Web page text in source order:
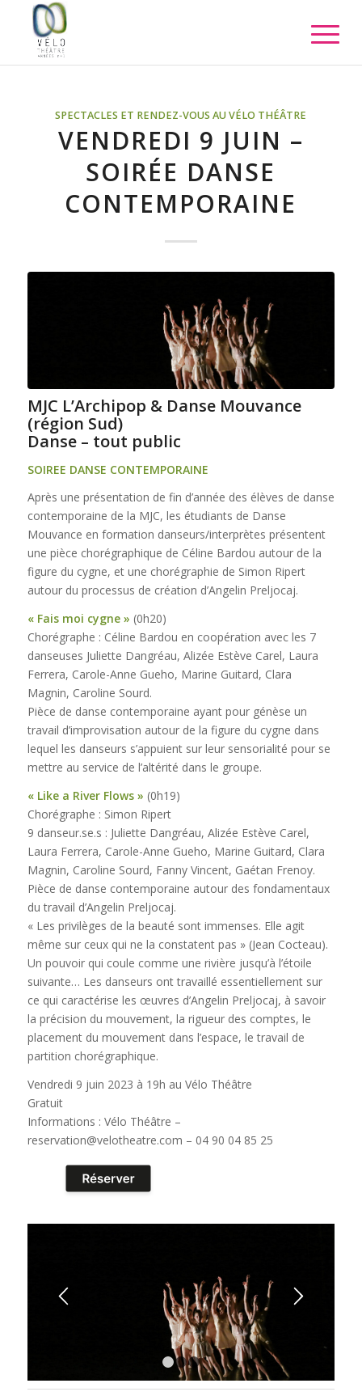
SPECTACLES ET RENDEZ-VOUS AU VÉLO THÉÂTRE
VENDREDI 9 JUIN –
SOIRÉE DANSE
CONTEMPORAINE
MJC L’Archipop & Danse Mouvance
(région Sud)
Danse – tout public
SOIREE DANSE CONTEMPORAINE
Après une présentation de fin d’année des élèves de danse
contemporaine de la MJC, les étudiants de Danse
Mouvance en formation danseurs/interprètes présentent
une pièce chorégraphique de Céline Bardou autour de la
figure du cygne, et une chorégraphie de Simon Ripert
autour du processus de création d’Angelin Preljocaj.
« Fais moi cygne » (0h20)
Chorégraphe : Céline Bardou en coopération avec les 7
danseuses Juliette Dangréau, Alizée Estève Carel, Laura
Ferrera, Carole-Anne Gueho, Marine Guitard, Clara
Magnin, Caroline Sourd.
Pièce de danse contemporaine ayant pour génèse un
travail d’improvisation autour de la figure du cygne dans
lequel les danseurs s’appuient sur leur sensorialité pour se
mettre au service de l’altérité dans le groupe.
« Like a River Flows » (0h19)
Chorégraphe : Simon Ripert
9 danseur.se.s : Juliette Dangréau, Alizée Estève Carel,
Laura Ferrera, Carole-Anne Gueho, Marine Guitard, Clara
Magnin, Caroline Sourd, Fanny Vincent, Gaétan Frenoy.
Pièce de danse contemporaine autour des fondamentaux
du travail d’Angelin Preljocaj.
« Les privilèges de la beauté sont immenses. Elle agit
même sur ceux qui ne la constatent pas » (Jean Cocteau).
Un pouvoir qui coule comme une rivière jusqu’à l’étoile
suivante… Les danseurs ont travaillé essentiellement sur
ce qui caractérise les œuvres d’Angelin Preljocaj, à savoir
la précision du mouvement, la rigueur des comptes, le
placement du mouvement dans l’espace, le travail de
partition chorégraphique.
Vendredi 9 juin 2023 à 19h au Vélo Théâtre
Gratuit
Informations : Vélo Théâtre –
reservation@velotheatre.com – 04 90 04 85 25
1 2 3